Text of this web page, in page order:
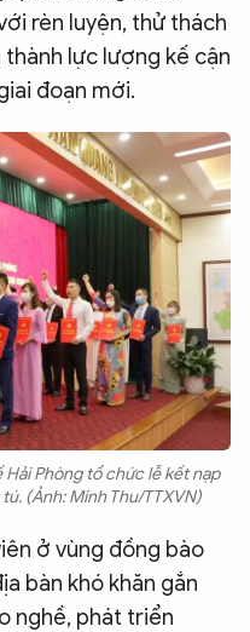
rèn luyện, thử thách
lực lượng kế cận
đoạn mới.
Phòng tổ chức lễ kết nạp
(Ảnh: Minh Thu/TTXVN)
ở vùng đồng bào
bàn khó khăn gắn
nghề, phát triển